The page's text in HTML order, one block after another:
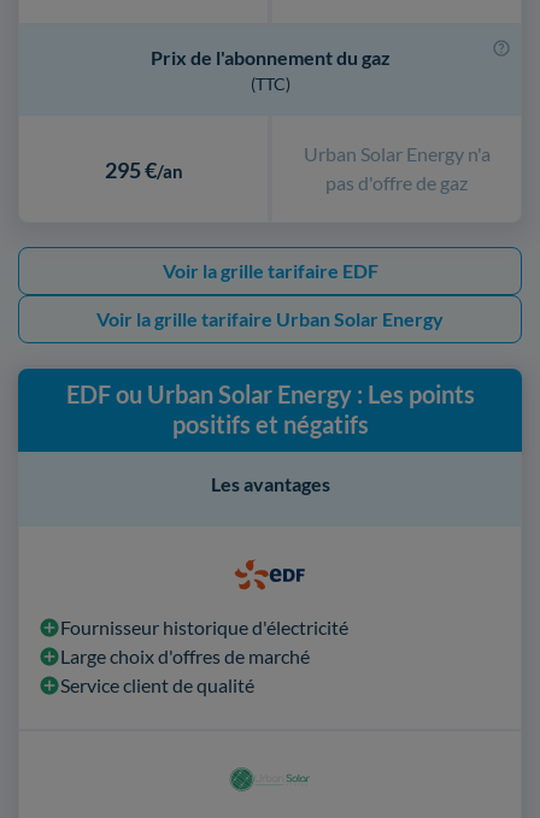
295 €/an
Prix de l'abonnement du gaz
(TTC)
Urban Solar Energy n'a
pas d'offre de gaz
Voir la grille tarifaire EDF
Voir la grille tarifaire Urban Solar Energy
EDF ou Urban Solar Energy : Les points
positifs et négatifs
Fournisseur historique d'électricité
Large choix d'offres de marché
Service client de qualité
Les avantages